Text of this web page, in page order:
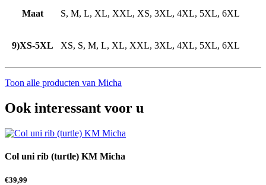
Maat S, M, L, XL, XXL, XS, 3XL, 4XL, 5XL, 6XL
9)XS-5XL XS, S, M, L, XL, XXL, 3XL, 4XL, 5XL, 6XL
Toon alle producten van Micha
Ook interessant voor u
Col uni rib (turtle) KM Micha
€39,99